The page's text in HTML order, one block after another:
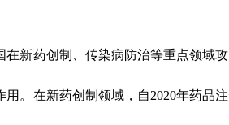
药创制、传染病防治等重点领域攻
用。在新药创制领域，自2020年药品